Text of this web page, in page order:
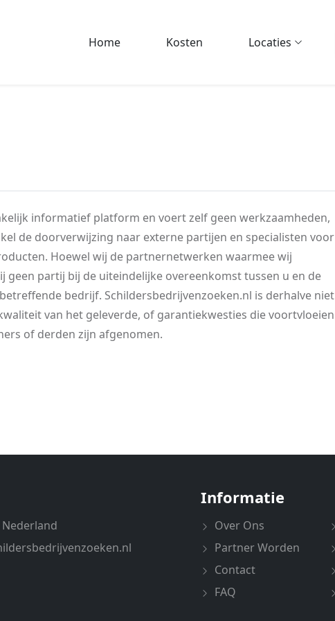
Home Kosten Locaties
informatief platform en voert zelf geen werkzaamheden,
de doorverwijzing naar externe partijen en specialisten voor
Hoewel wij de partnernetwerken waarmee wij
geen partij bij de uiteindelijke overeenkomst tussen u en de
bedrijf. Schildersbedrijvenzoeken.nl is derhalve niet
van het geleverde, of garantiekwesties die voortvloeien
of derden zijn afgenomen.
Informatie
Over Ons
Partner Worden
Contact
FAQ